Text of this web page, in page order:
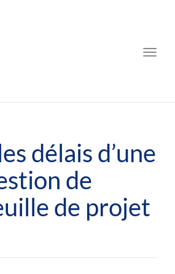
Toggle
délais d’une
de
de projet